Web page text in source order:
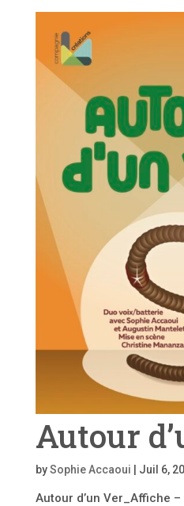
Autour
bySophie Accaoui Juil 6,
Autour d’un Ver_Affiche